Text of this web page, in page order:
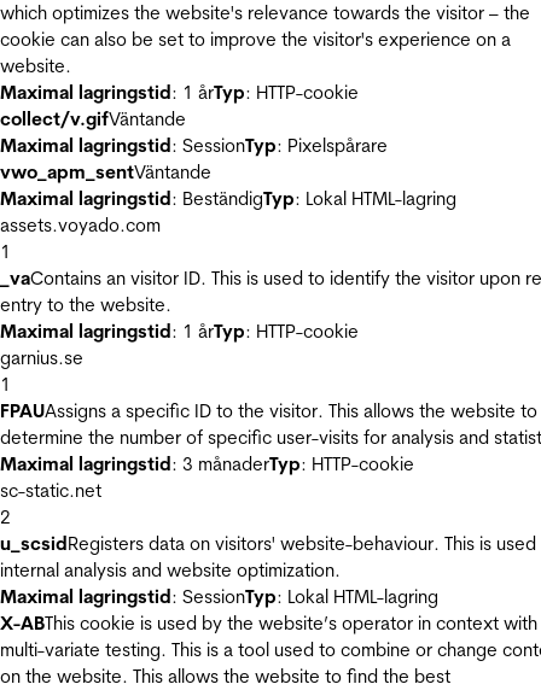
which optimizes the website's relevance towards the visitor – the
cookie can also be set to improve the visitor's experience on a
website.
Maximal lagringstid: 1 årTyp: HTTP-cookie
collect/v.gifVäntande
Maximal lagringstid: SessionTyp: Pixelspårare
vwo_apm_sentVäntande
Maximal lagringstid: BeständigTyp: Lokal HTML-lagring
assets.voyado.com
1
_vaContains an visitor ID. This is used to identify the visitor upon
entry to the website.
Maximal lagringstid: 1 årTyp: HTTP-cookie
garnius.se
1
FPAUAssigns a specific ID to the visitor. This allows the website to
determine the number of specific user-visits for analysis and
Maximal lagringstid: 3 månaderTyp: HTTP-cookie
sc-static.net
2
u_scsidRegisters data on visitors' website-behaviour. This is
internal analysis and website optimization.
Maximal lagringstid: SessionTyp: Lokal HTML-lagring
X-ABThis cookie is used by the website’s operator in context with
multi-variate testing. This is a tool used to combine or change
on the website. This allows the website to find the best